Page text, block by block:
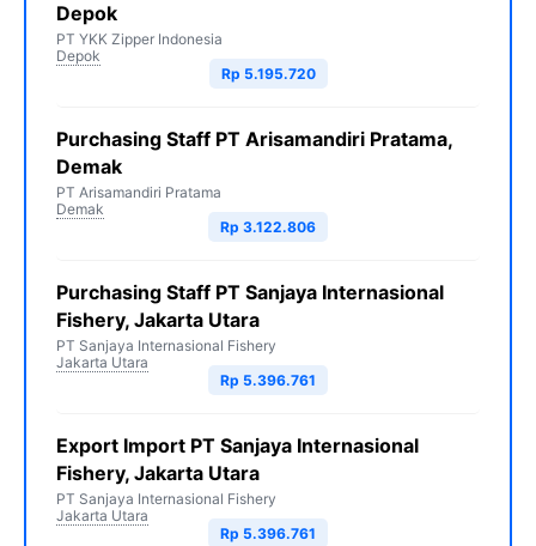
Depok
PT YKK Zipper Indonesia
Depok
Rp 5.195.720
Purchasing Staff PT Arisamandiri Pratama,
Demak
PT Arisamandiri Pratama
Demak
Rp 3.122.806
Purchasing Staff PT Sanjaya Internasional
Fishery, Jakarta Utara
PT Sanjaya Internasional Fishery
Jakarta Utara
Rp 5.396.761
Export Import PT Sanjaya Internasional
Fishery, Jakarta Utara
PT Sanjaya Internasional Fishery
Jakarta Utara
Rp 5.396.761